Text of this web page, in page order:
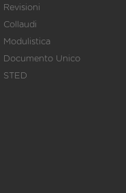
Revisioni
Collaudi
Modulistica
Documento Unico
STED